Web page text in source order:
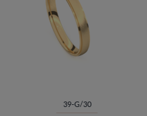
39-G/30